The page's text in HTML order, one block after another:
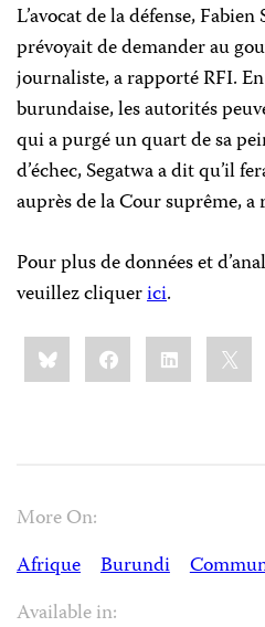
L’avocat de la défense, Fabien
prévoyait de demander au
journaliste, a rapporté RFI.
burundaise, les autorités
qui a purgé un quart de sa
d’échec, Segatwa a dit qu’il
auprès de la Cour suprême,
Pour plus de données et
veuillez cliquerici.
Share
this:BlueskyFacebookLinkedIn
More On:
Afrique
Burundi
Available in: